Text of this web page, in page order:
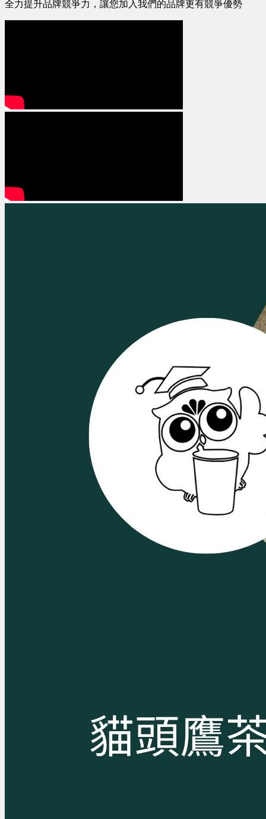
全力提升品牌競爭力，讓您加入我們的品牌更有競爭優勢